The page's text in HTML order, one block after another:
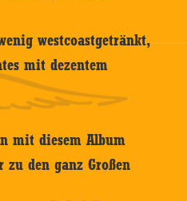
westcoastgetränkt,
mit dezentem
mit diesem Album
den ganz Großen